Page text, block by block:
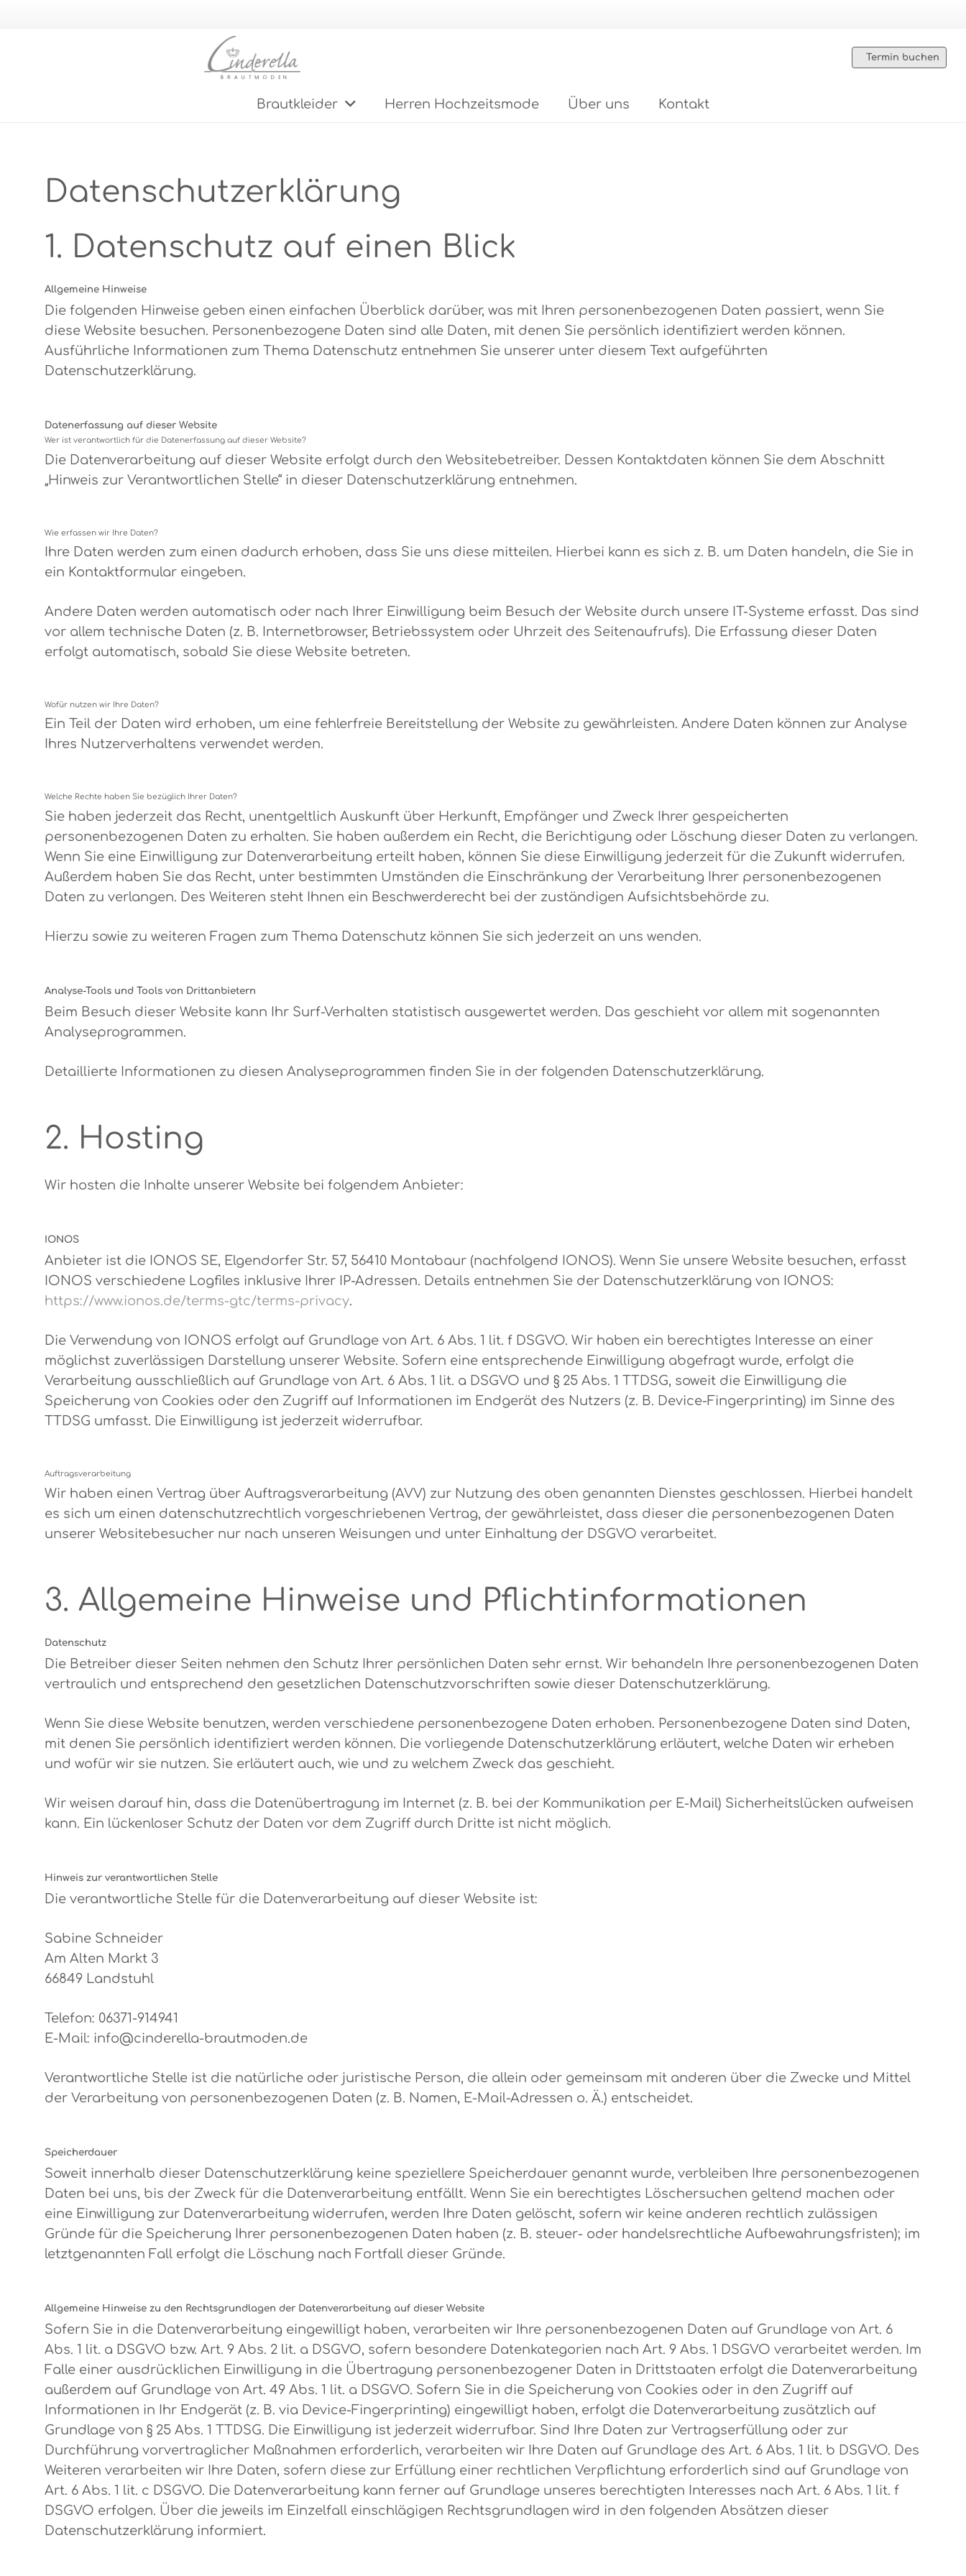
Termin buchen
Brautkleider Herren Hochzeitsmode Über uns Kontakt
Datenschutz­erklärung
1. Datenschutz auf einen Blick
Allgemeine Hinweise
Die folgenden Hinweise geben einen einfachen Überblick darüber, was mit Ihren personenbezogenen Daten passiert, wenn Sie
diese Website besuchen. Personenbezogene Daten sind alle Daten, mit denen Sie persönlich identifiziert werden können.
Ausführliche Informationen zum Thema Datenschutz entnehmen Sie unserer unter diesem Text aufgeführten
Datenschutzerklärung.
Datenerfassung auf dieser Website
Wer ist verantwortlich für die Datenerfassung auf dieser Website?
Die Datenverarbeitung auf dieser Website erfolgt durch den Websitebetreiber. Dessen Kontaktdaten können Sie dem Abschnitt
„Hinweis zur Verantwortlichen Stelle“ in dieser Datenschutzerklärung entnehmen.
Wie erfassen wir Ihre Daten?
Ihre Daten werden zum einen dadurch erhoben, dass Sie uns diese mitteilen. Hierbei kann es sich z. B. um Daten handeln, die Sie in
ein Kontaktformular eingeben.
Andere Daten werden automatisch oder nach Ihrer Einwilligung beim Besuch der Website durch unsere IT-Systeme erfasst. Das sind
vor allem technische Daten (z. B. Internetbrowser, Betriebssystem oder Uhrzeit des Seitenaufrufs). Die Erfassung dieser Daten
erfolgt automatisch, sobald Sie diese Website betreten.
Wofür nutzen wir Ihre Daten?
Ein Teil der Daten wird erhoben, um eine fehlerfreie Bereitstellung der Website zu gewährleisten. Andere Daten können zur Analyse
Ihres Nutzerverhaltens verwendet werden.
Welche Rechte haben Sie bezüglich Ihrer Daten?
Sie haben jederzeit das Recht, unentgeltlich Auskunft über Herkunft, Empfänger und Zweck Ihrer gespeicherten
personenbezogenen Daten zu erhalten. Sie haben außerdem ein Recht, die Berichtigung oder Löschung dieser Daten zu verlangen.
Wenn Sie eine Einwilligung zur Datenverarbeitung erteilt haben, können Sie diese Einwilligung jederzeit für die Zukunft widerrufen.
Außerdem haben Sie das Recht, unter bestimmten Umständen die Einschränkung der Verarbeitung Ihrer personenbezogenen
Daten zu verlangen. Des Weiteren steht Ihnen ein Beschwerderecht bei der zuständigen Aufsichtsbehörde zu.
Hierzu sowie zu weiteren Fragen zum Thema Datenschutz können Sie sich jederzeit an uns wenden.
Analyse-Tools und Tools von Dritt­anbietern
Beim Besuch dieser Website kann Ihr Surf-Verhalten statistisch ausgewertet werden. Das geschieht vor allem mit sogenannten
Analyseprogrammen.
Detaillierte Informationen zu diesen Analyseprogrammen finden Sie in der folgenden Datenschutzerklärung.
2. Hosting
Wir hosten die Inhalte unserer Website bei folgendem Anbieter:
IONOS
Anbieter ist die IONOS SE, Elgendorfer Str. 57, 56410 Montabaur (nachfolgend IONOS). Wenn Sie unsere Website besuchen, erfasst
IONOS verschiedene Logfiles inklusive Ihrer IP-Adressen. Details entnehmen Sie der Datenschutzerklärung von IONOS:
https://www.ionos.de/terms-gtc/terms-privacy.
Die Verwendung von IONOS erfolgt auf Grundlage von Art. 6 Abs. 1 lit. f DSGVO. Wir haben ein berechtigtes Interesse an einer
möglichst zuverlässigen Darstellung unserer Website. Sofern eine entsprechende Einwilligung abgefragt wurde, erfolgt die
Verarbeitung ausschließlich auf Grundlage von Art. 6 Abs. 1 lit. a DSGVO und § 25 Abs. 1 TTDSG, soweit die Einwilligung die
Speicherung von Cookies oder den Zugriff auf Informationen im Endgerät des Nutzers (z. B. Device-Fingerprinting) im Sinne des
TTDSG umfasst. Die Einwilligung ist jederzeit widerrufbar.
Auftragsverarbeitung
Wir haben einen Vertrag über Auftragsverarbeitung (AVV) zur Nutzung des oben genannten Dienstes geschlossen. Hierbei handelt
es sich um einen datenschutzrechtlich vorgeschriebenen Vertrag, der gewährleistet, dass dieser die personenbezogenen Daten
unserer Websitebesucher nur nach unseren Weisungen und unter Einhaltung der DSGVO verarbeitet.
3. Allgemeine Hinweise und Pflicht­informationen
Datenschutz
Die Betreiber dieser Seiten nehmen den Schutz Ihrer persönlichen Daten sehr ernst. Wir behandeln Ihre personenbezogenen Daten
vertraulich und entsprechend den gesetzlichen Datenschutzvorschriften sowie dieser Datenschutzerklärung.
Wenn Sie diese Website benutzen, werden verschiedene personenbezogene Daten erhoben. Personenbezogene Daten sind Daten,
mit denen Sie persönlich identifiziert werden können. Die vorliegende Datenschutzerklärung erläutert, welche Daten wir erheben
und wofür wir sie nutzen. Sie erläutert auch, wie und zu welchem Zweck das geschieht.
Wir weisen darauf hin, dass die Datenübertragung im Internet (z. B. bei der Kommunikation per E-Mail) Sicherheitslücken aufweisen
kann. Ein lückenloser Schutz der Daten vor dem Zugriff durch Dritte ist nicht möglich.
Hinweis zur verantwortlichen Stelle
Die verantwortliche Stelle für die Datenverarbeitung auf dieser Website ist:
Sabine Schneider
Am Alten Markt 3
66849 Landstuhl
Telefon: 06371-914941
E-Mail: info@cinderella-brautmoden.de
Verantwortliche Stelle ist die natürliche oder juristische Person, die allein oder gemeinsam mit anderen über die Zwecke und Mittel
der Verarbeitung von personenbezogenen Daten (z. B. Namen, E-Mail-Adressen o. Ä.) entscheidet.
Speicherdauer
Soweit innerhalb dieser Datenschutzerklärung keine speziellere Speicherdauer genannt wurde, verbleiben Ihre personenbezogenen
Daten bei uns, bis der Zweck für die Datenverarbeitung entfällt. Wenn Sie ein berechtigtes Löschersuchen geltend machen oder
eine Einwilligung zur Datenverarbeitung widerrufen, werden Ihre Daten gelöscht, sofern wir keine anderen rechtlich zulässigen
Gründe für die Speicherung Ihrer personenbezogenen Daten haben (z. B. steuer- oder handelsrechtliche Aufbewahrungsfristen); im
letztgenannten Fall erfolgt die Löschung nach Fortfall dieser Gründe.
Allgemeine Hinweise zu den Rechtsgrundlagen der Datenverarbeitung auf dieser Website
Sofern Sie in die Datenverarbeitung eingewilligt haben, verarbeiten wir Ihre personenbezogenen Daten auf Grundlage von Art. 6
Abs. 1 lit. a DSGVO bzw. Art. 9 Abs. 2 lit. a DSGVO, sofern besondere Datenkategorien nach Art. 9 Abs. 1 DSGVO verarbeitet werden. Im
Falle einer ausdrücklichen Einwilligung in die Übertragung personenbezogener Daten in Drittstaaten erfolgt die Datenverarbeitung
außerdem auf Grundlage von Art. 49 Abs. 1 lit. a DSGVO. Sofern Sie in die Speicherung von Cookies oder in den Zugriff auf
Informationen in Ihr Endgerät (z. B. via Device-Fingerprinting) eingewilligt haben, erfolgt die Datenverarbeitung zusätzlich auf
Grundlage von § 25 Abs. 1 TTDSG. Die Einwilligung ist jederzeit widerrufbar. Sind Ihre Daten zur Vertragserfüllung oder zur
Durchführung vorvertraglicher Maßnahmen erforderlich, verarbeiten wir Ihre Daten auf Grundlage des Art. 6 Abs. 1 lit. b DSGVO. Des
Weiteren verarbeiten wir Ihre Daten, sofern diese zur Erfüllung einer rechtlichen Verpflichtung erforderlich sind auf Grundlage von
Art. 6 Abs. 1 lit. c DSGVO. Die Datenverarbeitung kann ferner auf Grundlage unseres berechtigten Interesses nach Art. 6 Abs. 1 lit. f
DSGVO erfolgen. Über die jeweils im Einzelfall einschlägigen Rechtsgrundlagen wird in den folgenden Absätzen dieser
Datenschutzerklärung informiert.